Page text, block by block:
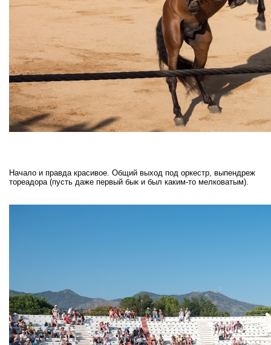
Начало и правда красивое. Общий выход под оркестр, выпендреж
тореадора (пусть даже первый бык и был каким-то мелковатым).